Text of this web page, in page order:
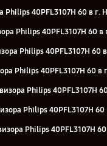
Philips 40PFL3107H 60 в
Philips 40PFL3107H 60 в
Philips 40PFL3107H 60
Philips 40PFL3107H 60 в
Philips 40PFL3107H
Philips 40PFL3107H
Philips 40PFL3107H 60